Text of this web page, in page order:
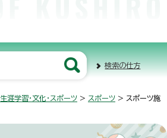
検索の仕方
生涯学習・文化・スポーツ > スポーツ > スポーツ施